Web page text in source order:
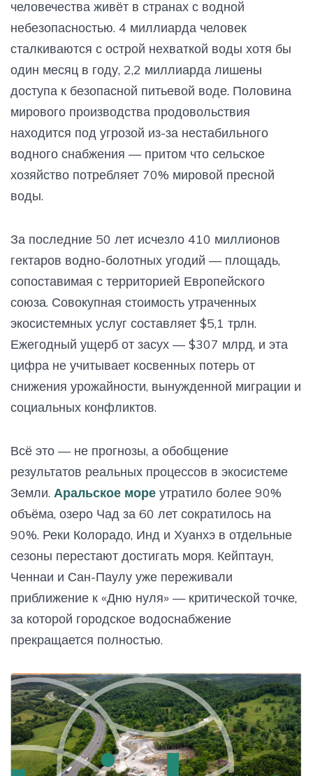
человечества живёт в странах с водной
небезопасностью. 4 миллиарда человек
сталкиваются с острой нехваткой воды хотя бы
один месяц в году, 2,2 миллиарда лишены
доступа к безопасной питьевой воде. Половина
мирового производства продовольствия
находится под угрозой из-за нестабильного
водного снабжения — притом что сельское
хозяйство потребляет 70% мировой пресной
воды.
За последние 50 лет исчезло 410 миллионов
гектаров водно-болотных угодий — площадь,
сопоставимая с территорией Европейского
союза. Совокупная стоимость утраченных
экосистемных услуг составляет $5,1 трлн.
Ежегодный ущерб от засух — $307 млрд, и эта
цифра не учитывает косвенных потерь от
снижения урожайности, вынужденной миграции и
социальных конфликтов.
Всё это — не прогнозы, а обобщение
результатов реальных процессов в экосистеме
Земли. Аральское море утратило более 90%
объёма, озеро Чад за 60 лет сократилось на
90%. Реки Колорадо, Инд и Хуанхэ в отдельные
сезоны перестают достигать моря. Кейптаун,
Ченнаи и Сан-Паулу уже переживали
приближение к «Дню нуля» — критической точке,
за которой городское водоснабжение
прекращается полностью.